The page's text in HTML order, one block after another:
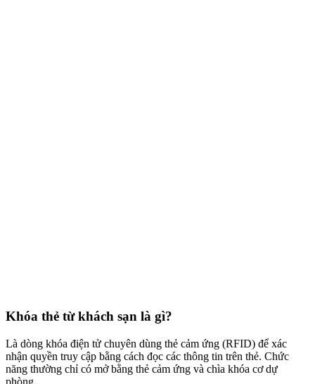
Khóa thẻ từ khách sạn là gì?
Là dòng khóa điện tử chuyên dùng thẻ cảm ứng (RFID) để xác
nhận quyền truy cập bằng cách đọc các thông tin trên thẻ. Chức
năng thường chỉ có mở bằng thẻ cảm ứng và chìa khóa cơ dự
phòng.